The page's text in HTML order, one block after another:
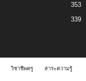
353
339
วิชาชีพครู
สาระความรู้